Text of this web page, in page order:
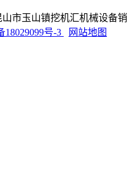
市玉山镇挖机汇机械设备销
18029099号-3 网站地图